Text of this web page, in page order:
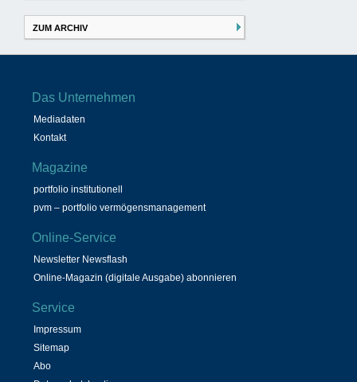
ZUM ARCHIV
Das Unternehmen
Mediadaten
Kontakt
Magazine
portfolio institutionell
pvm – portfolio vermögensmanagement
Online-Service
Newsletter Newsflash
Online-Magazin (digitale Ausgabe) abonnieren
Service
Impressum
Sitemap
Abo